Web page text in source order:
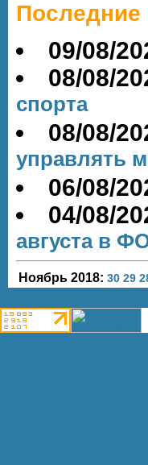
Последние
09/08/
08/08/
спорта
08/08/
управлять
06/08/
04/08/
августа в
Ноябрь 2018: 30 29